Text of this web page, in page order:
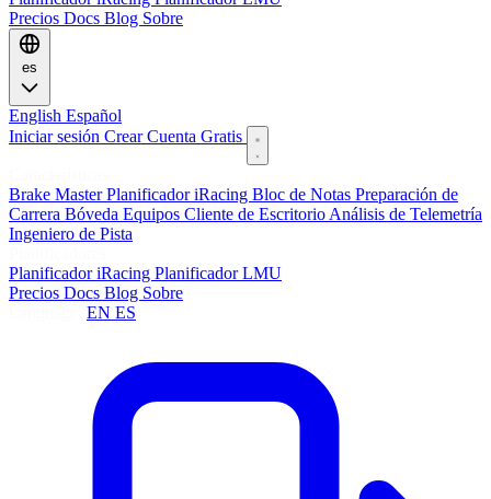
Precios Docs Blog Sobre
es
English Español
Iniciar sesión Crear Cuenta Gratis
Brake MasterPlanificador iRacing Bloc de Notas Preparación de
Carrera Bóveda Equipos Cliente de Escritorio Análisis de Telemetría
Ingeniero de Pista
Planificador iRacing Planificador LMU
Precios Docs Blog Sobre
EN ES